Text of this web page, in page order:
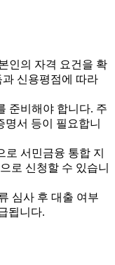
인의 자격 요건을 확
신용평점에 따라
준비해야 합니다. 주
서 등이 필요합니
서민금융 통합 지
로 신청할 수 있습니
심사 후 대출 여부
됩니다.